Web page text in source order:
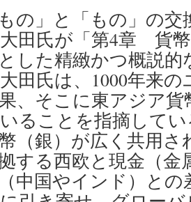
の」と「もの」の交
田氏が「第4章 貨
した精緻かつ概説
田氏は、1000年来
、そこに東アジア
ることを指摘して
（銀）が広く共用さ
する西欧と現金（金
中国やインド）との